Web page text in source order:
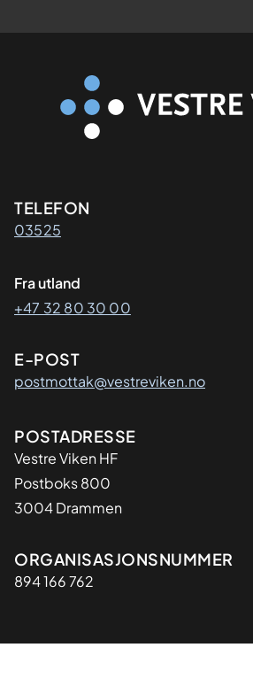
Kontaktinformasjon
TELEFON
03525
Fra utland
+47 32 80 30 00
E-POST
postmottak@vestreviken.no
Adresse
POSTADRESSE
Vestre Viken HF
Postboks 800
3004 Drammen
Organisasjon
ORGANISASJONSNUMMER
894 166 762